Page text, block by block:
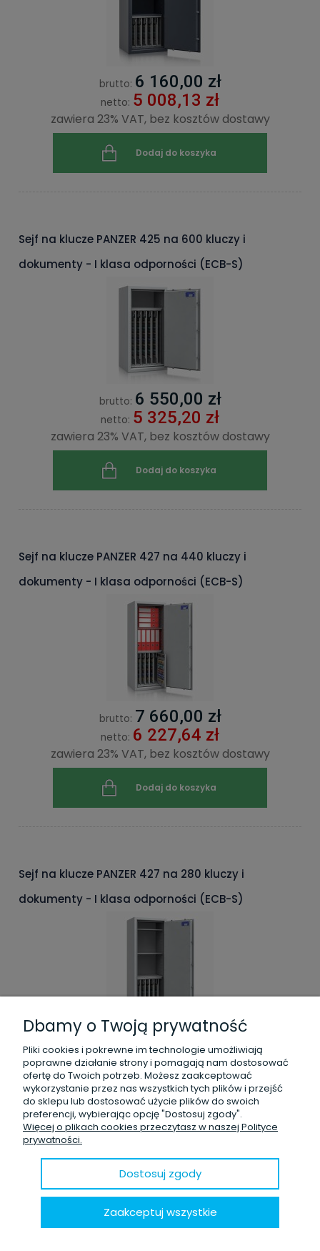
brutto: 6 160,00 zł
netto: 5 008,13 zł
zawiera 23% VAT, bez kosztów dostawy
Dodaj do koszyka
Sejf na klucze PANZER 425 na 600 kluczy i
dokumenty - I klasa odporności (ECB-S)
brutto: 6 550,00 zł
netto: 5 325,20 zł
zawiera 23% VAT, bez kosztów dostawy
Dodaj do koszyka
Sejf na klucze PANZER 427 na 440 kluczy i
dokumenty - I klasa odporności (ECB-S)
brutto: 7 660,00 zł
netto: 6 227,64 zł
zawiera 23% VAT, bez kosztów dostawy
Dodaj do koszyka
Sejf na klucze PANZER 427 na 280 kluczy i
dokumenty - I klasa odporności (ECB-S)
brutto:7 320,00 zł
netto: 5 951,22 zł
zawiera 23% VAT, bez kosztów dostawy
Dodaj do koszyka
Sejf na klucze PANZER 427 na 560 kluczy i
dokumenty - I klasa odporności (ECB-S)
Dbamy o Twoją prywatność
Pliki cookies i pokrewne im technologie umożliwiają
poprawne działanie strony i pomagają nam dostosować
ofertę do Twoich potrzeb. Możesz zaakceptować
wykorzystanie przez nas wszystkich tych plików i przejść
do sklepu lub dostosować użycie plików do swoich
preferencji, wybierając opcję "Dostosuj zgody".
Więcej o plikach cookies przeczytasz w naszej Polityce
prywatności.
Dostosuj zgody
Zaakceptuj wszystkie